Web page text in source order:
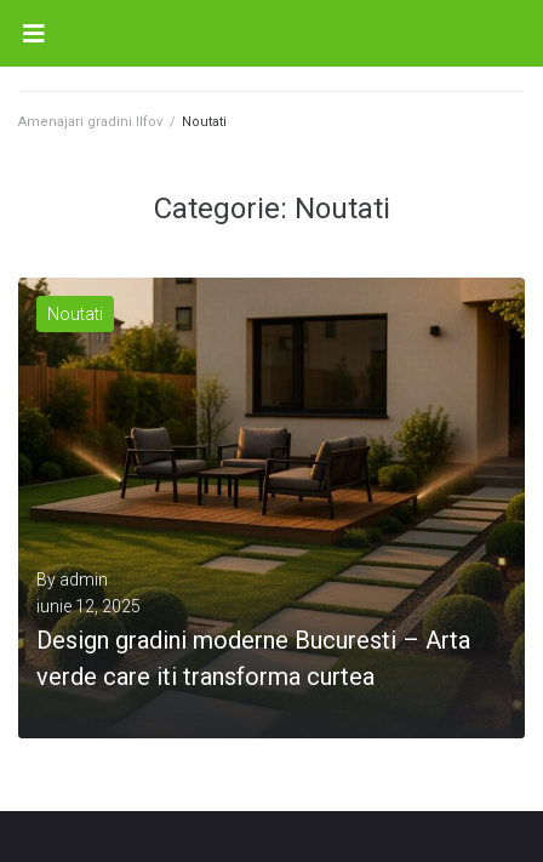
Amenajari gradini Ilfov / Noutati
Categorie: Noutati
Noutati
Byadmin
iunie 12, 2025
Design gradini moderne Bucuresti – Arta
verde care iti transforma curtea